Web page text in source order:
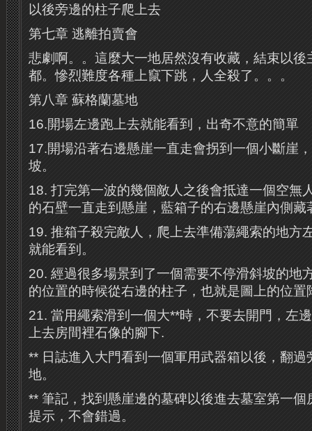
以後旁邊的柱子爬上去
第七章 逃離拍賣會
悲劇啊。。這麼大一地居然沒有收藏，結束以後
都。慘烈難度各種上竄下跳，人全殺了。。。
第八章 蘇格蘭墓地
16.開場左邊跑上去就能看到，出奇不意的簡單
17.開場沿著右邊懸崖一直走會拐到一個小斷崖
坡。
18. 打完第一波的幾個敵人之後會抵達一個空無
的石壁一直走到懸崖，藍箱子的右邊懸崖內側藏
19. 推箱子殺完敵人，爬上去準備蕩繩索的地方
就能看到。
20. 經過很多場景到了一個需要不停滑斜坡的地
的位置的時候從右邊的柱子，也就是圖上的位置
21. 當用繩索滑到一個大**時，不要去開門，左
上去房間裡石像的腳下.
** 日誌進入大門看到一個軍用武器箱以後，翻
地。
** 筆記，找到懸崖邊的墓碑以後進去墓室第一
提示，不會錯過。